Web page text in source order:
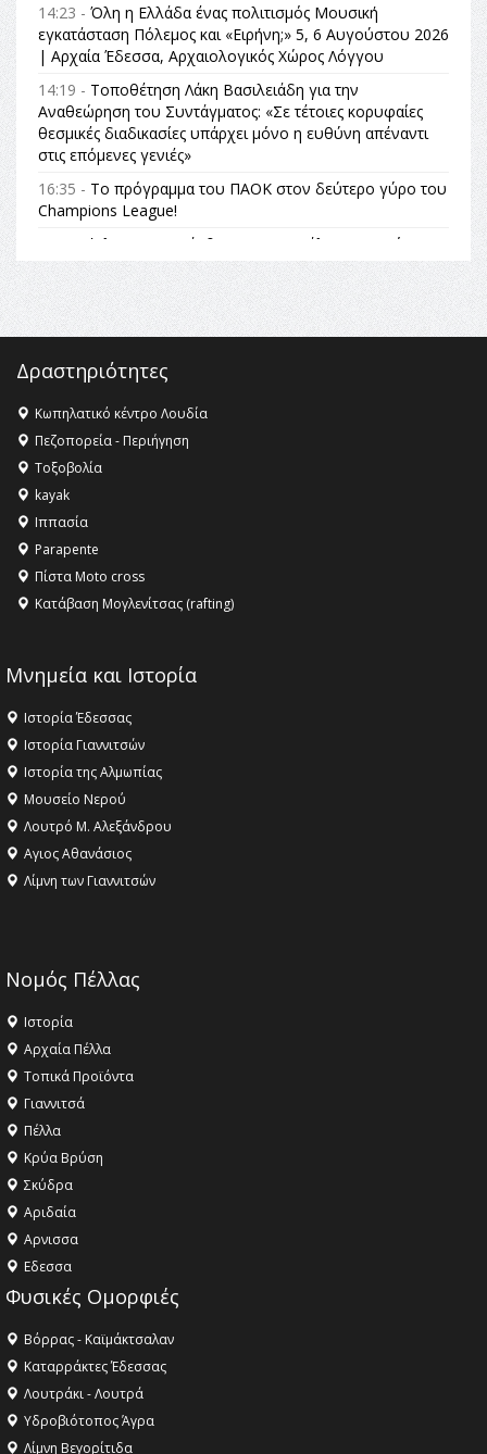
14:23 - Όλη η Ελλάδα ένας πολιτισμός Μουσική
εγκατάσταση Πόλεμος και «Ειρήνη;» 5, 6 Αυγούστου 2026
| Αρχαία Έδεσσα, Αρχαιολογικός Χώρος Λόγγου
14:19 - Τοποθέτηση Λάκη Βασιλειάδη για την
Αναθεώρηση του Συντάγματος: «Σε τέτοιες κορυφαίες
θεσμικές διαδικασίες υπάρχει μόνο η ευθύνη απέναντι
στις επόμενες γενιές»
16:35 - Το πρόγραμμα του ΠΑΟΚ στον δεύτερο γύρο του
Champions League!
Όλυμπος: Εντάχθηκε στον Κατάλογο Παγκόσμιας
Κληρονομιάς της UNESCO – Ομόφωνη η απόφαση Ο
Όλυμπος αναγνωρίστηκε ως φυσικό και πολιτιστικό
αγαθό εξέχουσας οικουμενικής αξίας για την
ανθρωπότητα
16:18 -ΕΝΟΡΙΑΚΕΣ ΚΑΛΟΚΑΙΡΙΝΕΣ ΔΡΑΣΕΙΣ ΓΙΑ ΠΑΙΔΙΑ
ΣΤΗΝ ΕΔΕΣΣΑ
16:15 -Εργασίες συντήρησης οδοφωτισμού στην Ενωτική
Οδό Σίνδου από την Περιφέρεια Κεντρικής Μακεδονίας
11:36 -Λάκης Βασιλειάδης, Συνέντευξη PellaFm 103,3 για
το Μουσείο της Πέλλας, Λουτρά Πόζαρ και Χιονοδρομικό
18:09 -
όμορφο θερινό σινεμά της Ελλάδας!
Δραστηριότητες
Κωπηλατικό κέντρο Λουδία
Πεζοπορεία - Περιήγηση
Τοξοβολία
kayak
Ιππασία
Parapente
Πίστα Moto cross
Κατάβαση Μογλενίτσας (rafting)
Μνημεία και Ιστορία
Ιστορία Έδεσσας
Ιστορία Γιαννιτσών
Ιστορία της Αλμωπίας
Μουσείο Νερού
Λουτρό Μ. Αλεξάνδρου
Αγιος Αθανάσιος
Λίμνη των Γιαννιτσών
Νομός Πέλλας
Ιστορία
Αρχαία Πέλλα
Τοπικά Προϊόντα
Γιαννιτσά
Πέλλα
Κρύα Βρύση
Σκύδρα
Αριδαία
Aρνισσα
Eδεσσα
Φυσικές Ομορφιές
Βόρρας - Καϊμάκτσαλαν
Καταρράκτες Έδεσσας
Λουτράκι - Λουτρά
Υδροβιότοπος Άγρα
Λίμνη Βεγορίτιδα